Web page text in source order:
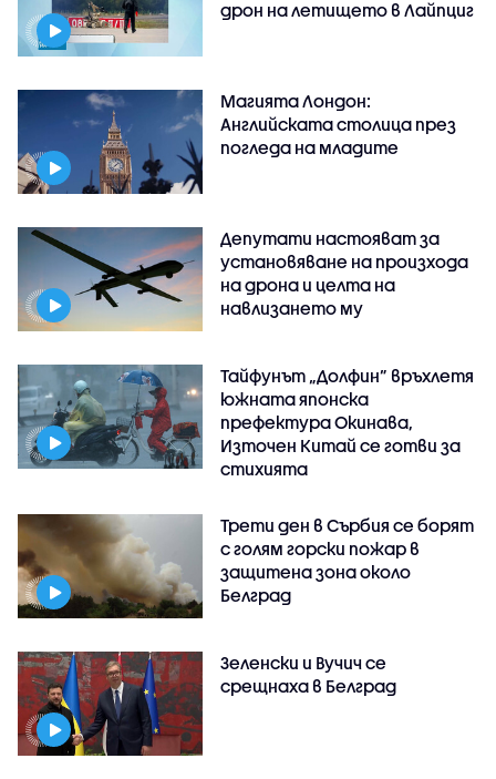
дрон на летището в Лайпциг
Магията Лондон:
Английската столица през
погледа на младите
Депутати настояват за
установяване на произхода
на дрона и целта на
навлизането му
Тайфунът „Долфин” връхлетя
южната японска
префектура Окинава,
Източен Китай се готви за
стихията
Трети ден в Сърбия се борят
с голям горски пожар в
защитена зона около
Белград
Зеленски и Вучич се
срещнаха в Белград